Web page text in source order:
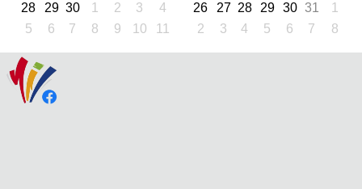
28
29 30 1 2 3
4
5
6 7 8 9 10 11
26
27 28 29 30 31
1
2
3 4 5 6 7 8